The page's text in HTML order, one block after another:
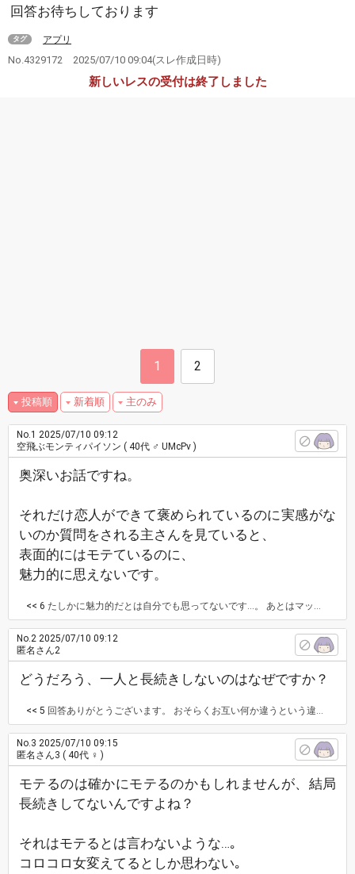
回答お待ちしております
タグ アプリ
No.4329172 2025/07/10 09:04(スレ作成日時)
新しいレスの受付は終了しました
1 2
投稿順 新着順 主のみ
No.1 2025/07/10 09:12
空飛ぶモンティパイソン ( 40代 ♂ UMcPv )
奥深いお話ですね。
それだけ恋人ができて褒められているのに実感がな
いのか質問をされる主さんを見ていると、
表面的にはモテているのに、
魅力的に思えないです。
<< 6 たしかに魅力的だとは自分でも思ってないです…。 あとはマッチ後メッセージである程度やり取りした後に1回目の夜ごはんで告白して付き合ったりも多いのですが、それと結果的にお互い見た目しか見ていないからでしょうか？ なぜ向こうもOKしたのでしょう… また、女性ってお世辞とかでかっこいいとか言わないですか？
No.2 2025/07/10 09:12
匿名さん2
どうだろう、一人と長続きしないのはなぜですか？
<< 5 回答ありがとうございます。 おそらくお互い何か違うという違和感を感じているのかも…？ あとは出会って何回も会ってから付き合うというより、マッチしてメッセージである程度やり取りした後に1回目の夜ごはんで告白して付き合ったりもしているんですがそれも関係あるのでしょうか？ お互い見た目しか良いと思ってないというか…
No.3 2025/07/10 09:15
匿名さん3 ( 40代 ♀ )
モテるのは確かにモテるのかもしれませんが、結局
長続きしてないんですよね？
それはモテるとは言わないような…｡
コロコロ女変えてるとしか思わない｡